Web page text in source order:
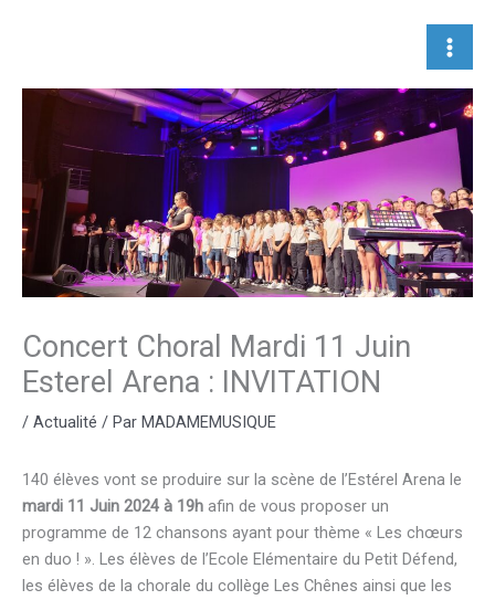
Concert Choral Mardi 11 Juin
Esterel Arena : INVITATION
/ Actualité / Par MADAMEMUSIQUE
140 élèves vont se produire sur la scène de l’Estérel Arena le
mardi 11 Juin 2024 à 19h afin de vous proposer un
programme de 12 chansons ayant pour thème « Les chœurs
en duo ! ». Les élèves de l’Ecole Elémentaire du Petit Défend,
les élèves de la chorale du collège Les Chênes ainsi que les